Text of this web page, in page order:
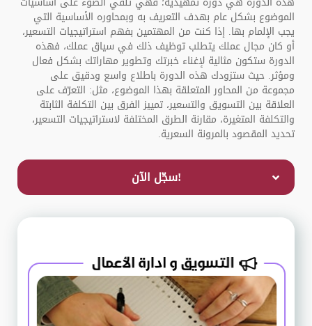
الموضوع بشكل عام بهدف التعريف به وبمحاوره الأساسية التي
يجب الإلمام بها. إذا كنت من المهتمين بفهم استراتيجيات التسعير،
أو كان مجال عملك يتطلب توظيف ذلك في سياق عملك، فهذه
الدورة ستكون مثالية لإغناء خبرتك وتطوير مهاراتك بشكل فعال
ومؤثر. حيث ستزودك هذه الدورة باطلاع واسع ودقيق على
مجموعة من المحاور المتعلقة بهذا الموضوع، مثل: التعرّف على
العلاقة بين التسويق والتسعير، تمييز الفرق بين التكلفة الثابتة
والتكلفة المتغيرة، مقارنة الطرق المختلفة لاستراتيجيات التسعير،
تحديد المقصود بالمرونة السعرية.
!سجّل الآن